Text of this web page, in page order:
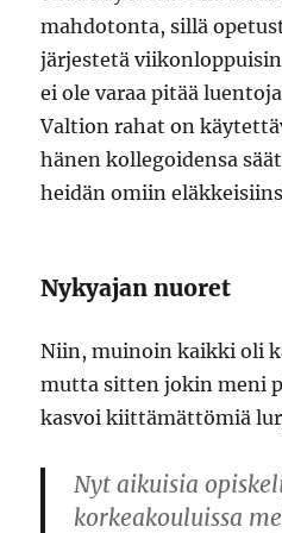
mahdotonta, sillä
järjestetä
ei ole varaa pitää
Valtion rahat on
hänen kollegoidensa
heidän omiin
Nykyajan nuoret
Niin, muinoin kaikki oli
mutta sitten jokin meni
kasvoi kiittämättömiä
Nyt aikuisia
korkeakouluissa